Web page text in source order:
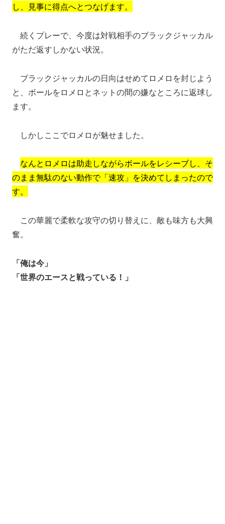
し、見事に得点へとつなげます。
続くプレーで、今度は対戦相手のブラックジャッカル
がただ返すしかない状況。
ブラックジャッカルの日向はせめてロメロを封じよう
と、ボールをロメロとネットの間の嫌なところに返球し
ます。
しかしここでロメロが魅せました。
なんとロメロは助走しながらボールをレシーブし、そ
のまま無駄のない動作で「速攻」を決めてしまったので
す。
この華麗で柔軟な攻守の切り替えに、敵も味方も大興
奮。
「俺は今」
「世界のエースと戦っている！」